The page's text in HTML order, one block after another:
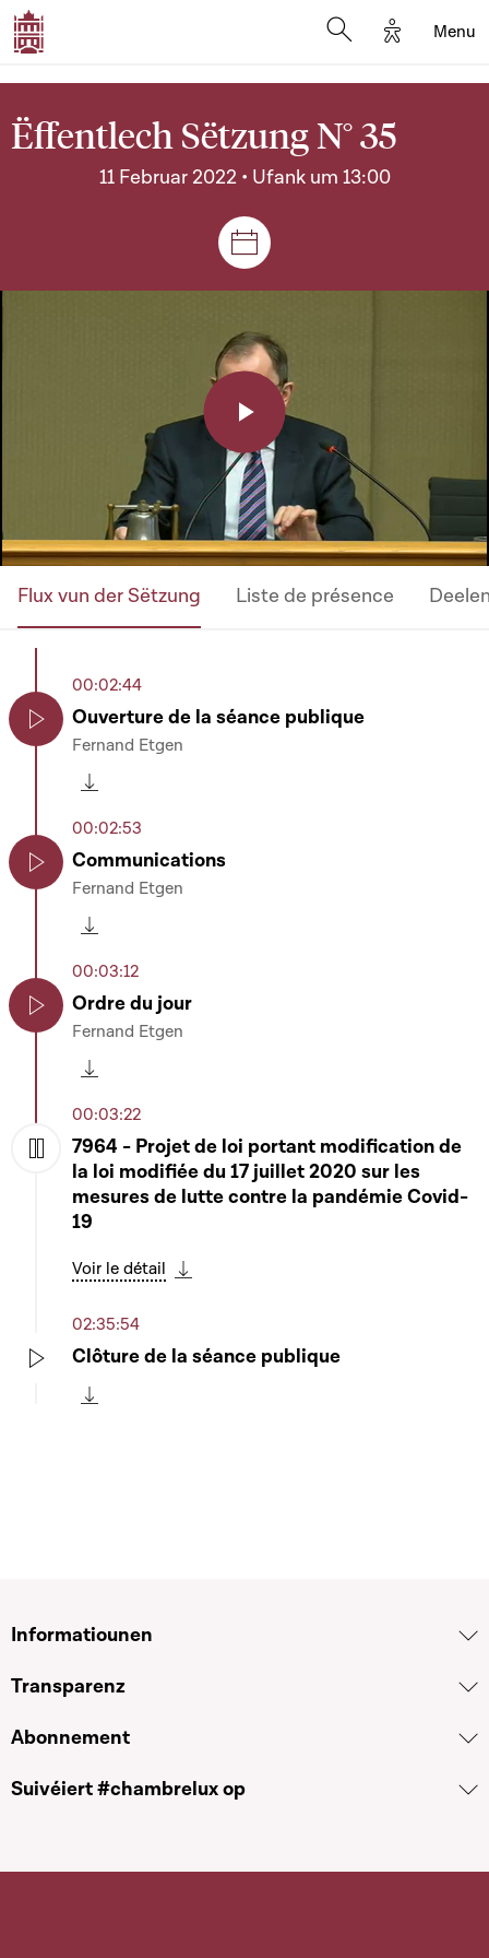
Options
Menu
Ëffentlech Sëtzung N° 35
11 Februar 2022 • Ufank um 13:00
Sëtzungen a Reuniounen
Play
Video
Flux vun der Sëtzung Liste de présence
00:02:44
Ouverture de la séance publique
Fernand Etgen
00:02:53
Communications
Fernand Etgen
00:03:12
Ordre du jour
Fernand Etgen
00:03:22
7964 - Projet de loi portant modification de
la loi modifiée du 17 juillet 2020 sur les
mesures de lutte contre la pandémie Covid-
19
Voir le détail
02:35:54
Clôture de la séance publique
Informatiounen
Transparenz
Abonnement
Suivéiert #chambrelux op